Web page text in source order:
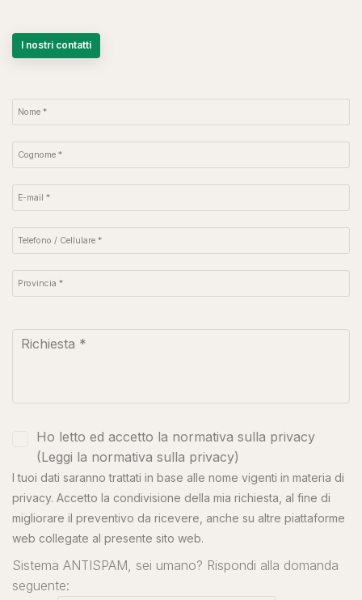
I nostri contatti
Ho letto ed accetto la normativa sulla privacy
(Leggi la normativa sulla privacy)
I tuoi dati saranno trattati in base alle nome vigenti in materia di
privacy. Accetto la condivisione della mia richiesta, al fine di
migliorare il preventivo da ricevere, anche su altre piattaforme
web collegate al presente sito web.
Sistema ANTISPAM, sei umano? Rispondi alla domanda
seguente: